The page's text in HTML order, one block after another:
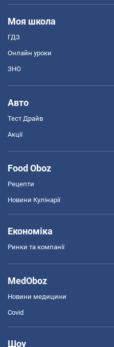
Моя школа
ГДЗ
Онлайн уроки
ЗНО
Авто
Тест Драйв
Акції
Food Oboz
Рецепти
Новини Кулінарії
Економіка
Ринки та компанії
MedOboz
Новини медицини
Covid
Шоу